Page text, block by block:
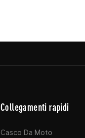
Collegamenti rapidi
Casco Da Moto